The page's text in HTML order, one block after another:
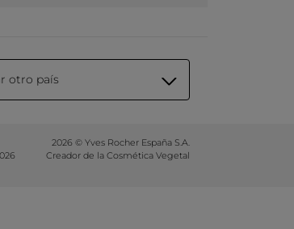
otro país
2026 © Yves Rocher España S.A.
Creador de la Cosmética Vegetal